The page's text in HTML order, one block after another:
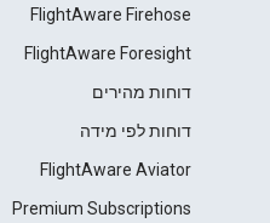
FlightAware Firehose
FlightAware Foresight
דוחות מהירים
דוחות לפי מידה
FlightAware Aviator
Premium Subscriptions